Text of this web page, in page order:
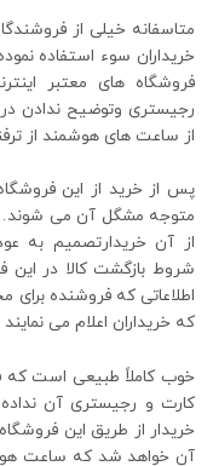
فروشگاه های معتبر
رجیستری وتوضیح ندادن
از ساعت های هوشمند از
پس از خرید از این
متوجه مشگل آن می شوند.
از آن خریدارتصمیم به
شروط بازگشت کالا در این
اطلاعاتی که فروشنده
که خریداران اعلام می
خوب کاملاً طبیعی است که
کارت و رجیستری آن
خریدار از طریق این
آن خواهد شد که ساعت